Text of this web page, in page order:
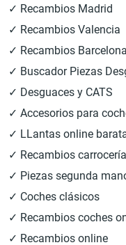
✓ Recambios Madrid
✓ Recambios Valencia
✓ Recambios Barcelona
✓ Buscador Piezas
✓ Desguaces y CATS
✓ Accesorios para
✓ LLantas online
✓ Recambios carrocería
✓ Piezas segunda
✓ Coches clásicos
✓ Recambios coches
✓ Recambios online